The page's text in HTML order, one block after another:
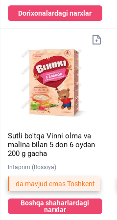
Dorixonalardagi narxlar
Sutli bo'tqa Vinni olma va
malina bilan 5 don 6 oydan
200 g gacha
Infaprim (Rossiya)
da mavjud emas Toshkent
Boshqa shaharlardagi
narxlar